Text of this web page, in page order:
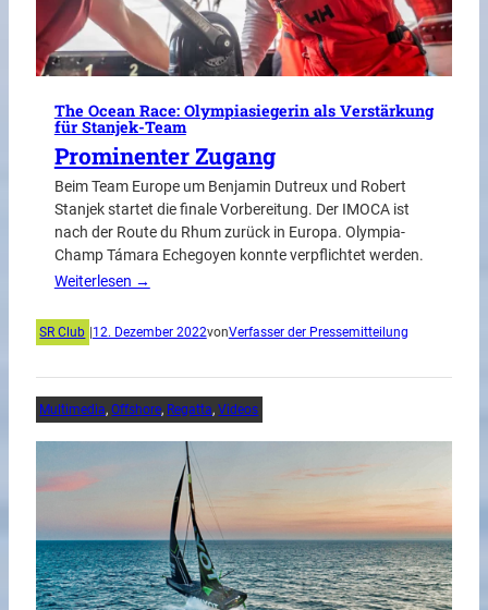
The Ocean Race: Olympiasiegerin als Verstärkung
für Stanjek-Team
Prominenter Zugang
Beim Team Europe um Benjamin Dutreux und Robert
Stanjek startet die finale Vorbereitung. Der IMOCA ist
nach der Route du Rhum zurück in Europa. Olympia-
Champ Támara Echegoyen konnte verpflichtet werden.
Weiterlesen →
SR Club 12. Dezember 2022vonVerfasser der Pressemitteilung
Multimedia, Offshore, Regatta, Videos